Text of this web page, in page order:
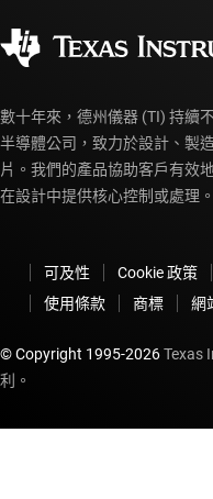
myTI 帳戶常見問題解答
數十年來，德州儀器 (TI) 持續
半導體公司，致力於設計、製
片。我們的產品協助客戶有效
在設計中提供核心控制或處理。
可及性 Cookie 政策
使用條款
商標 網
© Copyright 1995-2026Texas
利。